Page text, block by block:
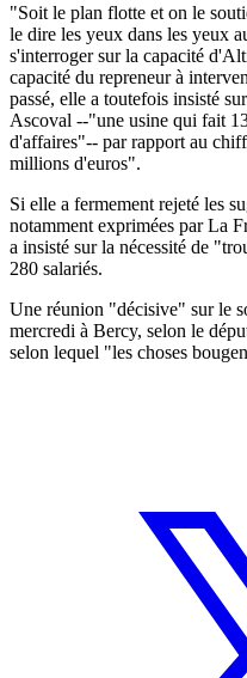
"Soit le plan flotte et on le
le dire les yeux dans les yeux
s'interroger sur la capacité
capacité du repreneur à
passé, elle a toutefois insisté
Ascoval --"une usine qui fait
d'affaires"-- par rapport au
millions d'euros".
Si elle a fermement rejeté les
notamment exprimées par La
a insisté sur la nécessité de
280 salariés.
Une réunion "décisive" sur le
mercredi à Bercy, selon le
selon lequel "les choses